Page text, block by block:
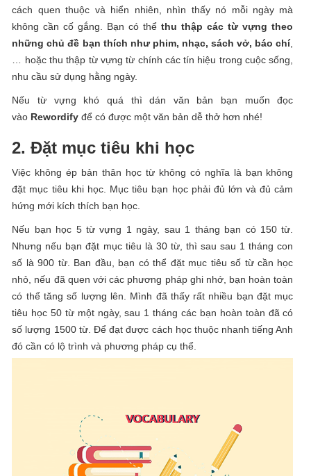
cách quen thuộc và hiển nhiên, nhìn thấy nó mỗi ngày mà
không cần cố gắng. Bạn có thểthu thập các từ vựng theo
những chủ đề bạn thích như phim, nhạc, sách vở, báo chí,
… hoặc thu thập từ vựng từ chính các tín hiệu trong cuộc sống,
nhu cầu sử dụng hằng ngày.
Nếu từ vựng khó quá thì dán văn bản bạn muốn đọc
vào Rewordify để có được một văn bản dễ thở hơn nhé!
2. Đặt mục tiêu khi học
Việc không ép bản thân học từ không có nghĩa là bạn không
đặt mục tiêu khi học. Mục tiêu bạn học phải đủ lớn và đủ cảm
hứng mới kích thích bạn học.
Nếu bạn học 5 từ vựng 1 ngày, sau 1 tháng bạn có 150 từ.
Nhưng nếu bạn đặt mục tiêu là 30 từ, thì sau sau 1 tháng con
số là 900 từ. Ban đầu, bạn có thể đặt mục tiêu số từ cần học
nhỏ, nếu đã quen với các phương pháp ghi nhớ, bạn hoàn toàn
có thể tăng số lượng lên. Mình đã thấy rất nhiều bạn đặt mục
tiêu học 50 từ một ngày, sau 1 tháng các bạn hoàn toàn đã có
số lượng 1500 từ. Để đạt được cách học thuộc nhanh tiếng Anh
đó cần có lộ trình và phương pháp cụ thể.